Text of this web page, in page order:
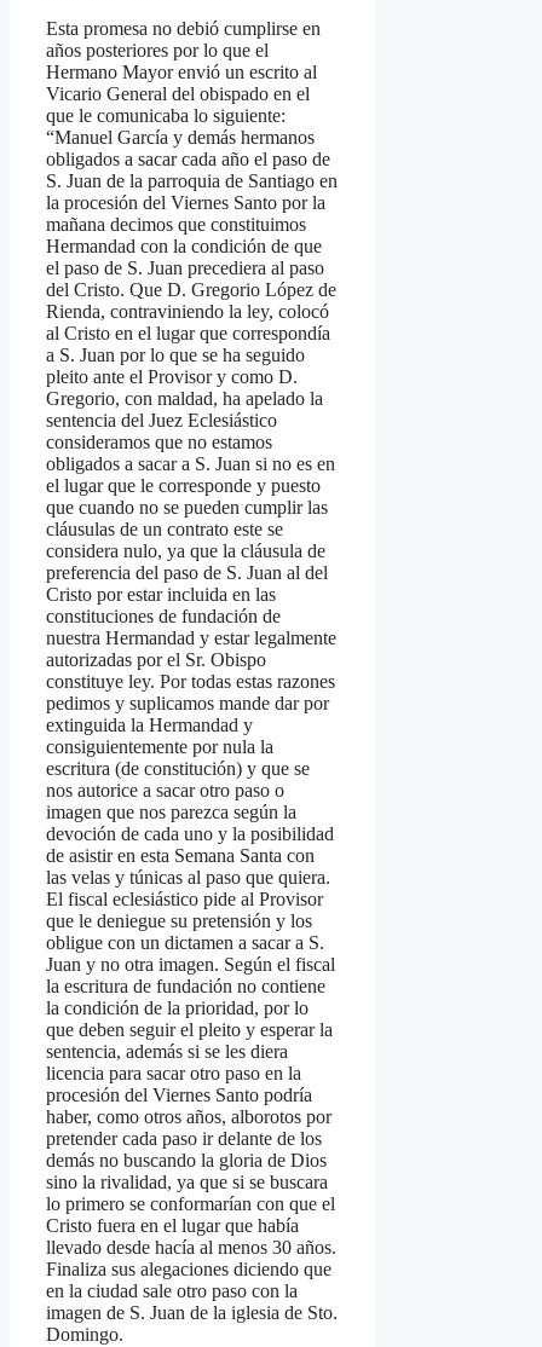
Esta promesa no debió cumplirse en
años posteriores por lo que el
Hermano Mayor envió un escrito al
Vicario General del obispado en el
que le comunicaba lo siguiente:
“Manuel García y demás hermanos
obligados a sacar cada año el paso de
S. Juan de la parroquia de Santiago en
la procesión del Viernes Santo por la
mañana decimos que constituimos
Hermandad con la condición de que
el paso de S. Juan precediera al paso
del Cristo. Que D. Gregorio López de
Rienda, contraviniendo la ley, colocó
al Cristo en el lugar que correspondía
a S. Juan por lo que se ha seguido
pleito ante el Provisor y como D.
Gregorio, con maldad, ha apelado la
sentencia del Juez Eclesiástico
consideramos que no estamos
obligados a sacar a S. Juan si no es en
el lugar que le corresponde y puesto
que cuando no se pueden cumplir las
cláusulas de un contrato este se
considera nulo, ya que la cláusula de
preferencia del paso de S. Juan al del
Cristo por estar incluida en las
constituciones de fundación de
nuestra Hermandad y estar legalmente
autorizadas por el Sr. Obispo
constituye ley. Por todas estas razones
pedimos y suplicamos mande dar por
extinguida la Hermandad y
consiguientemente por nula la
escritura (de constitución) y que se
nos autorice a sacar otro paso o
imagen que nos parezca según la
devoción de cada uno y la posibilidad
de asistir en esta Semana Santa con
las velas y túnicas al paso que quiera.
El fiscal eclesiástico pide al Provisor
que le deniegue su pretensión y los
obligue con un dictamen a sacar a S.
Juan y no otra imagen. Según el fiscal
la escritura de fundación no contiene
la condición de la prioridad, por lo
que deben seguir el pleito y esperar la
sentencia, además si se les diera
licencia para sacar otro paso en la
procesión del Viernes Santo podría
haber, como otros años, alborotos por
pretender cada paso ir delante de los
demás no buscando la gloria de Dios
sino la rivalidad, ya que si se buscara
lo primero se conformarían con que el
Cristo fuera en el lugar que había
llevado desde hacía al menos 30 años.
Finaliza sus alegaciones diciendo que
en la ciudad sale otro paso con la
imagen de S. Juan de la iglesia de Sto.
Domingo.